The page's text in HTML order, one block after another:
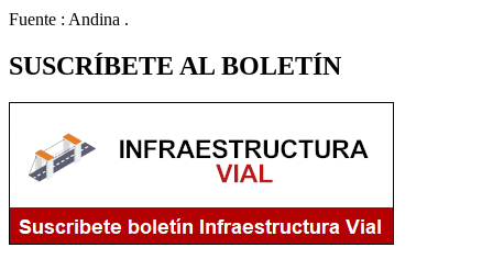
Fuente : Andina .
SUSCRÍBETE AL BOLETÍN